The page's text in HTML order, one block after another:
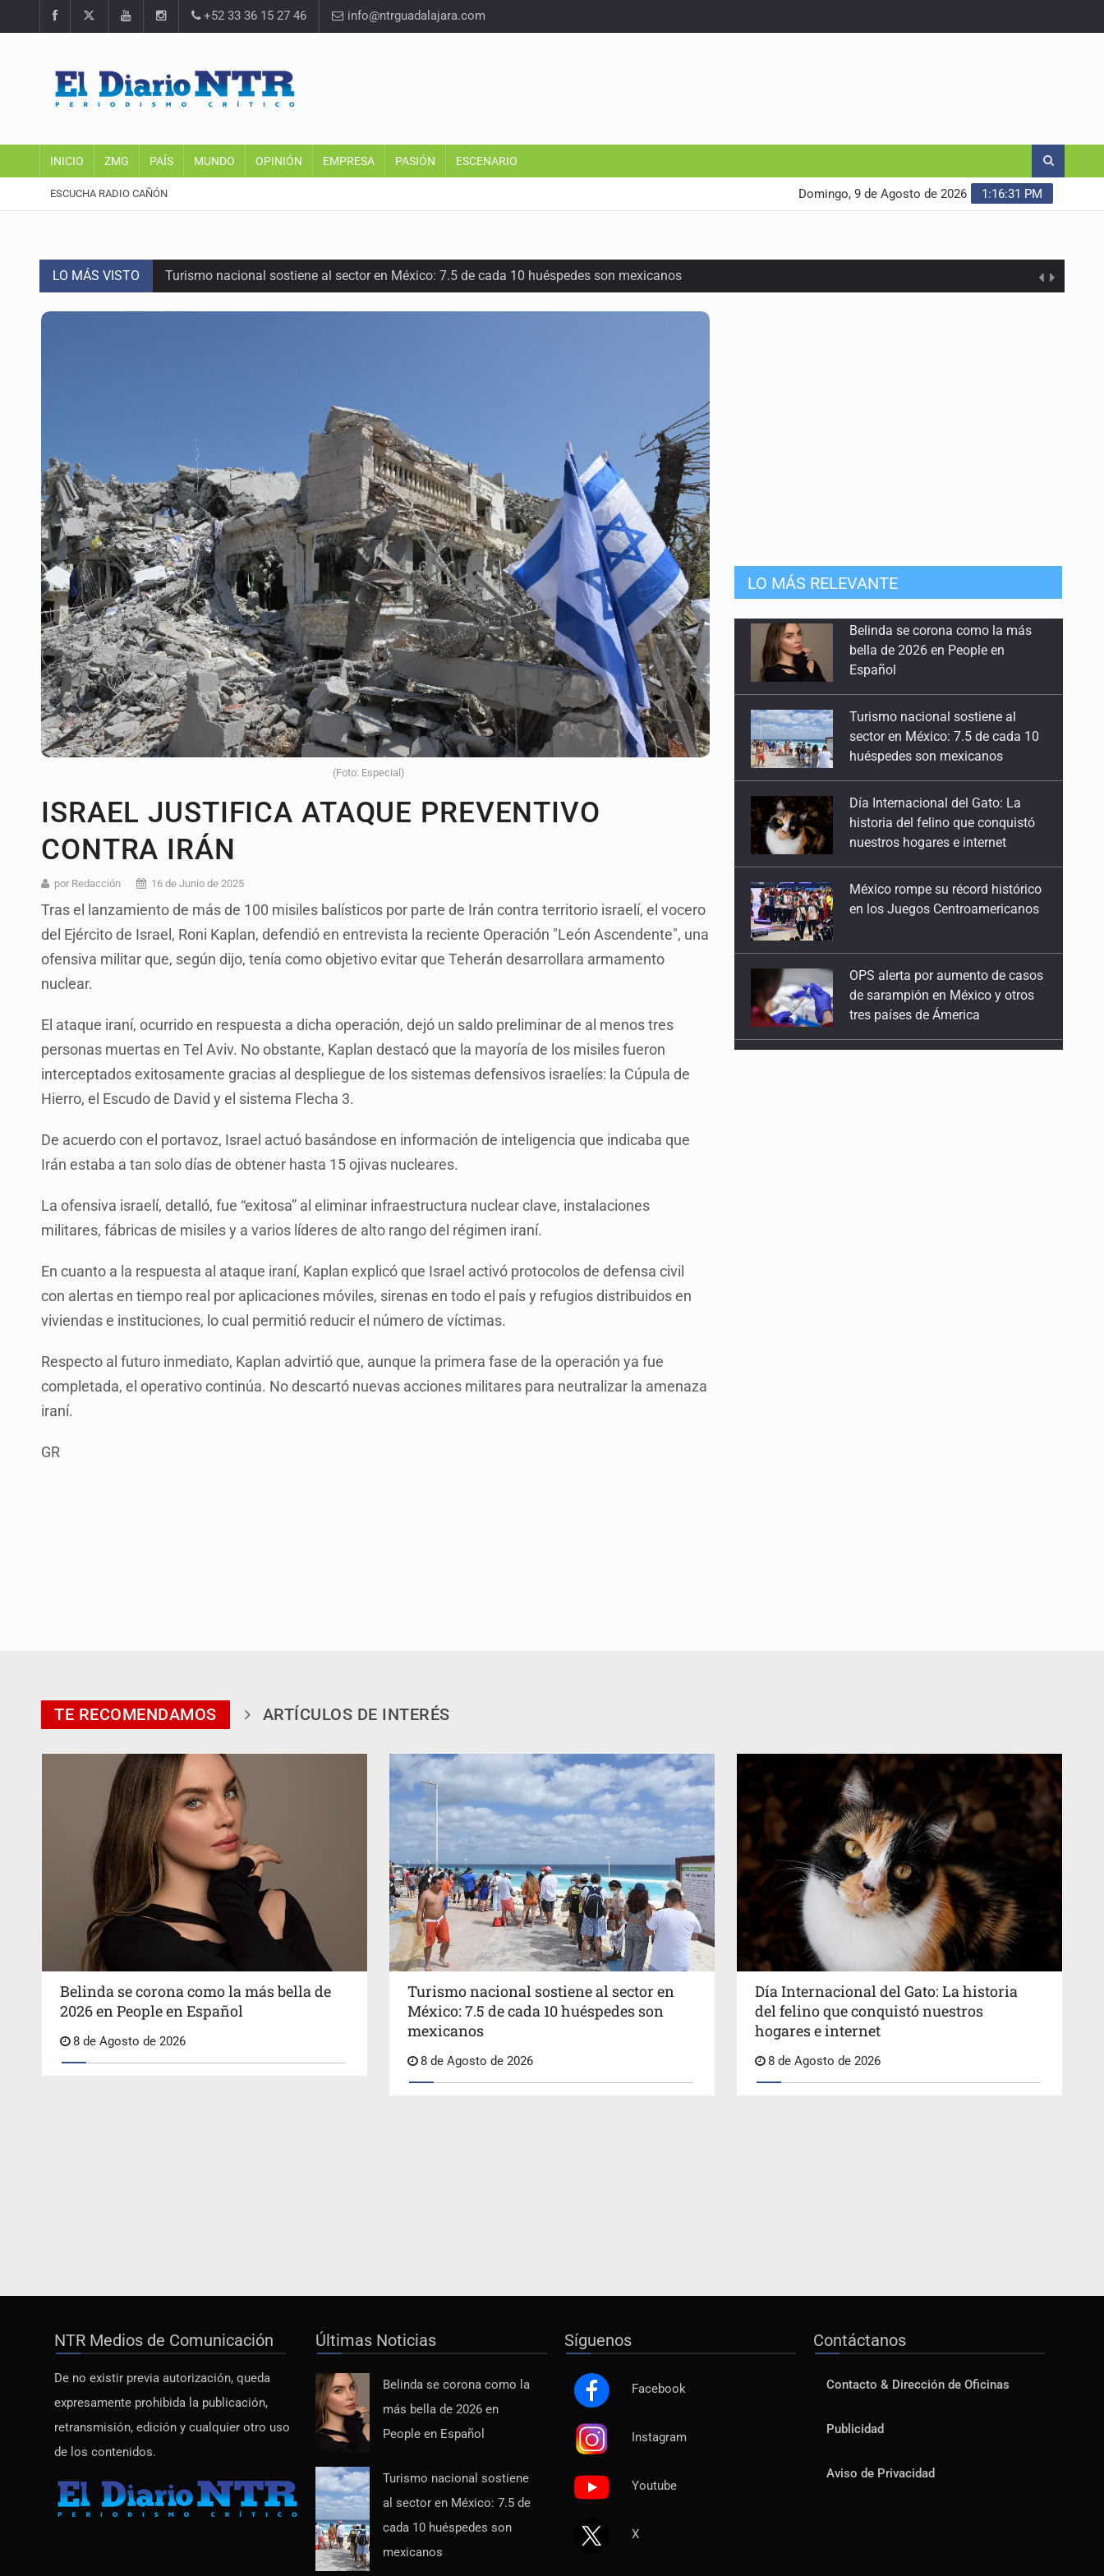
+52 33 36 15 27 46 info@ntrguadalajara.com
INICIO ZMG PAÍS MUNDO OPINIÓN EMPRESA PASIÓN ESCENARIO
ESCUCHA RADIO CAÑÓN 1:16:32 PM
Domingo, 9 de Agosto de 2026
LO MÁS VISTO Turismo nacional sostiene al sector en México: 7.5 de cada 10 huéspedes son mexicanos
Día Internacional del Gato: La historia del felino que conquistó nuestros hogares e internet
Ayotzinapa: A casi 12 años, entre juicios a exfuncionarios y la fuga de Tomás Zerón
Caen en Zapopan 'El Ruso', objetivo prioritario por homicidios en Playa del Carmen
Pide regidora investigar dictámenes y desalojo de vecinos en Mirador de San Isidro
Ciclosporiasis no representa un riesgo epidemiológico masivo
Detienen en CDMX a Guadalupe “N” por huachicol
Belinda se corona como la más bella de 2026 en People en Español
(Foto: Especial)
ISRAEL JUSTIFICA ATAQUE PREVENTIVO
CONTRA IRÁN
por Redacción 16 de Junio de 2025
Tras el lanzamiento de más de 100 misiles balísticos por parte de Irán contra territorio israelí, el vocero
del Ejército de Israel, Roni Kaplan, defendió en entrevista la reciente Operación "León Ascendente", una
ofensiva militar que, según dijo, tenía como objetivo evitar que Teherán desarrollara armamento
nuclear.
El ataque iraní, ocurrido en respuesta a dicha operación, dejó un saldo preliminar de al menos tres
personas muertas en Tel Aviv. No obstante, Kaplan destacó que la mayoría de los misiles fueron
interceptados exitosamente gracias al despliegue de los sistemas defensivos israelíes: la Cúpula de
Hierro, el Escudo de David y el sistema Flecha 3.
De acuerdo con el portavoz, Israel actuó basándose en información de inteligencia que indicaba que
Irán estaba a tan solo días de obtener hasta 15 ojivas nucleares.
La ofensiva israelí, detalló, fue “exitosa” al eliminar infraestructura nuclear clave, instalaciones
militares, fábricas de misiles y a varios líderes de alto rango del régimen iraní.
En cuanto a la respuesta al ataque iraní, Kaplan explicó que Israel activó protocolos de defensa civil
con alertas en tiempo real por aplicaciones móviles, sirenas en todo el país y refugios distribuidos en
viviendas e instituciones, lo cual permitió reducir el número de víctimas.
Respecto al futuro inmediato, Kaplan advirtió que, aunque la primera fase de la operación ya fue
completada, el operativo continúa. No descartó nuevas acciones militares para neutralizar la amenaza
iraní.
GR
LO MÁS RELEVANTE
Turismo nacional sostiene al
sector en México: 7.5 de cada 10
huéspedes son mexicanos
Día Internacional del Gato: La
historia del felino que conquistó
nuestros hogares e internet
México rompe su récord histórico
en los Juegos Centroamericanos
OPS alerta por aumento de casos
de sarampión en México y otros
Ayotzinapa: A casi 12 años, entre
juicios a exfuncionarios y la fuga
de Tomás Zerón
TE RECOMENDAMOS ARTÍCULOS DE INTERÉS
Belinda se corona como la más bella de
2026 en People en Español
8 de Agosto de 2026
Turismo nacional sostiene al sector en
México: 7.5 de cada 10 huéspedes son
mexicanos
8 de Agosto de 2026
Día Internacional del Gato: La historia
del felino que conquistó nuestros
hogares e internet
8 de Agosto de 2026
NTR Medios de Comunicación
De no existir previa autorización, queda
expresamente prohibida la publicación,
retransmisión, edición y cualquier otro uso
de los contenidos.
Últimas Noticias
Belinda se corona como la
más bella de 2026 en
People en Español
Turismo nacional sostiene
al sector en México: 7.5 de
cada 10 huéspedes son
mexicanos
Síguenos
Facebook
Instagram
Youtube
X
Contáctanos
Contacto & Dirección de Oficinas
Publicidad
Aviso de Privacidad